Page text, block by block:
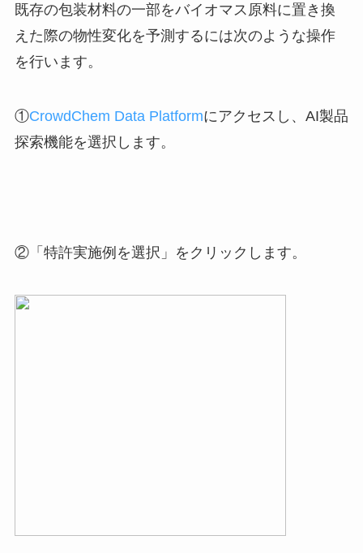
既存の包装材料の一部をバイオマス原料に置き換
えた際の物性変化を予測するには次のような操作
を行います。
①CrowdChem Data Platformにアクセスし、AI製品
探索機能を選択します。
②「特許実施例を選択」をクリックします。